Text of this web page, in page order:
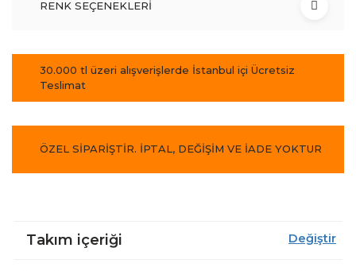
RENK SEÇENEKLERİ
30.000 tl üzeri alışverişlerde İstanbul içi Ücretsiz
Teslimat
ÖZEL SİPARİŞTİR. İPTAL, DEĞİŞİM VE İADE YOKTUR
Takım içeriği Değiştir